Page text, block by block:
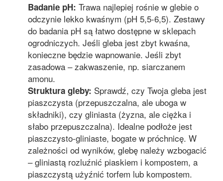
Badanie pH: Trawa najlepiej rośnie w glebie o
odczynie lekko kwaśnym (pH 5,5-6,5). Zestawy
do badania pH są łatwo dostępne w sklepach
ogrodniczych. Jeśli gleba jest zbyt kwaśna,
konieczne będzie wapnowanie. Jeśli zbyt
zasadowa – zakwaszenie, np. siarczanem
amonu.
Struktura gleby: Sprawdź, czy Twoja gleba jest
piaszczysta (przepuszczalna, ale uboga w
składniki), czy gliniasta (żyzna, ale ciężka i
słabo przepuszczalna). Idealne podłoże jest
piaszczysto-gliniaste, bogate w próchnicę. W
zależności od wyników, glebę należy wzbogacić
– gliniastą rozluźnić piaskiem i kompostem, a
piaszczystą użyźnić torfem lub kompostem.